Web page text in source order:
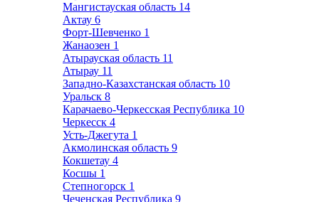
Мангистауская область 14
Актау 6
Форт-Шевченко 1
Жанаозен 1
Атырауская область 11
Атырау 11
Западно-Казахстанская область 10
Уральск 8
Карачаево-Черкесская Республика 10
Черкесск 4
Усть-Джегута 1
Акмолинская область 9
Кокшетау 4
Косшы 1
Степногорск 1
Чеченская Республика 9